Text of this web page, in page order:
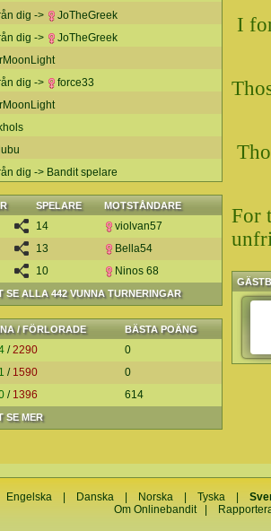
dig ->
JoTheGreek
dig ->
JoTheGreek
dig ->
force33
dig -> Bandit spelare
SPELARE MOTSTÅNDARE
SE ALLA 442 VUNNA TURNERINGAR
14
violvan57
13
Bella54
10 Ninos 68
/ FÖRLORADE BÄSTA POÄNG
SE MER
/2290
0
/ 1590
0
/ 1396 614
I
For
Engelska Danska Norska |Tyska |
Om Onlinebandit|